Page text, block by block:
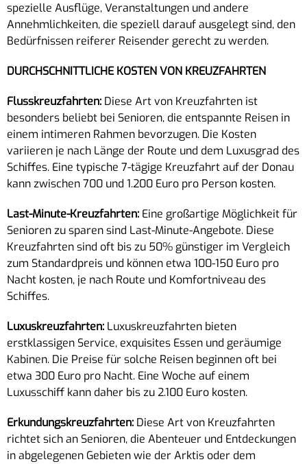
spezielle Ausflüge, Veranstaltungen und andere
Annehmlichkeiten, die speziell darauf ausgelegt sind, den
Bedürfnissen reiferer Reisender gerecht zu werden.
DURCHSCHNITTLICHE KOSTEN VON KREUZFAHRTEN
Flusskreuzfahrten: Diese Art von Kreuzfahrten ist
besonders beliebt bei Senioren, die entspannte Reisen in
einem intimeren Rahmen bevorzugen. Die Kosten
variieren je nach Länge der Route und dem Luxusgrad des
Schiffes. Eine typische 7-tägige Kreuzfahrt auf der Donau
kann zwischen 700 und 1.200 Euro pro Person kosten.
Last-Minute-Kreuzfahrten: Eine großartige Möglichkeit für
Senioren zu sparen sind Last-Minute-Angebote. Diese
Kreuzfahrten sind oft bis zu 50% günstiger im Vergleich
zum Standardpreis und können etwa 100-150 Euro pro
Nacht kosten, je nach Route und Komfortniveau des
Schiffes.
Luxuskreuzfahrten: Luxuskreuzfahrten bieten
erstklassigen Service, exquisites Essen und geräumige
Kabinen. Die Preise für solche Reisen beginnen oft bei
etwa 300 Euro pro Nacht. Eine Woche auf einem
Luxusschiff kann daher bis zu 2.100 Euro kosten.
Erkundungskreuzfahrten: Diese Art von Kreuzfahrten
richtet sich an Senioren, die Abenteuer und Entdeckungen
in abgelegenen Gebieten wie der Arktis oder dem